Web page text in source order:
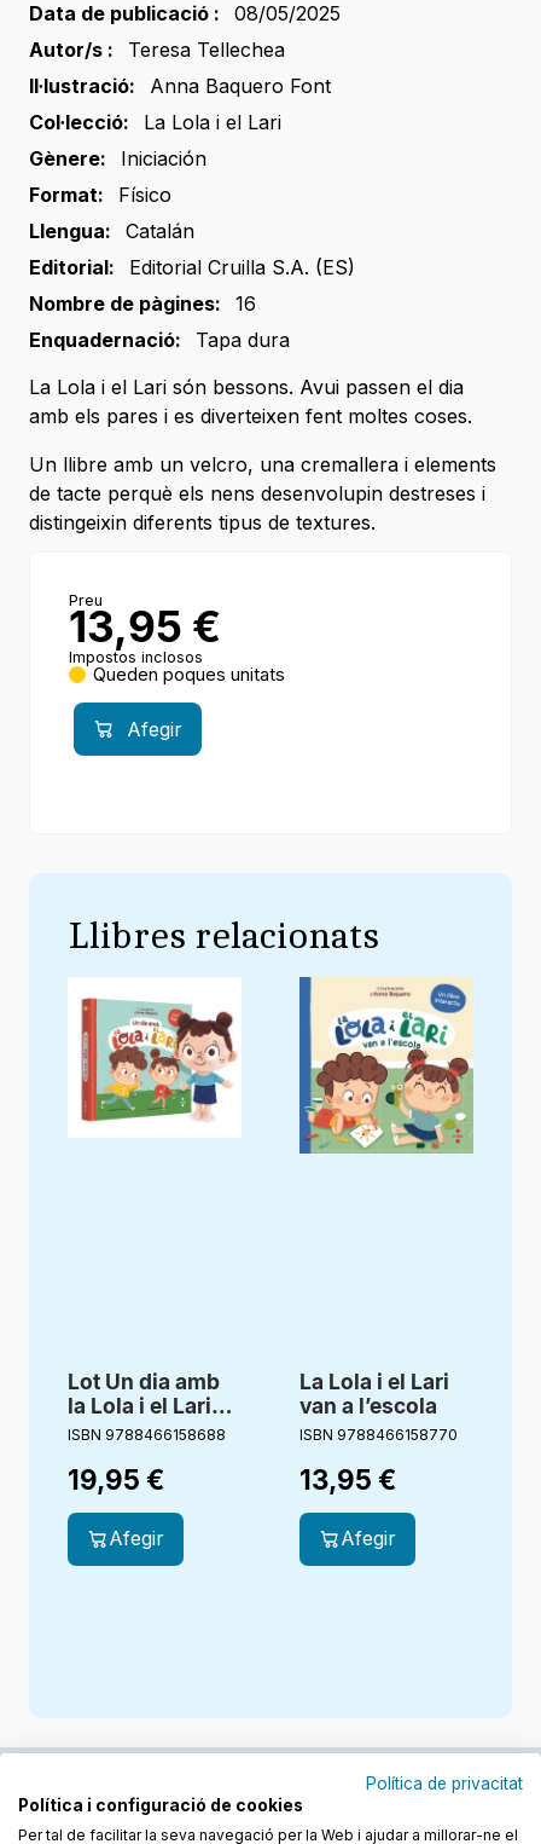
Data de publicació :
08/05/2025
Autor/s :
Teresa Tellechea
Il·lustració:
Anna Baquero Font
Col·lecció:
La Lola i el Lari
Gènere:
Iniciación
Format:
Físico
Llengua:
Catalán
Editorial:
Editorial Cruilla S.A. (ES)
Nombre de pàgines:
16
Enquadernació:
Tapa dura
La Lola i el Lari són bessons. Avui passen el dia
amb els pares i es diverteixen fent moltes coses.
Un llibre amb un velcro, una cremallera i elements
de tacte perquè els nens desenvolupin destreses i
distingeixin diferents tipus de textures.
Preu
13,95 €
Impostos inclosos
Queden poques unitats
Afegir
Llibres relacionats
Lot Un dia amb
la Lola i el Lari
amb nino
ISBN 9788466158688
19,95 €
Afegir
La Lola i el Lari
van a l’escola
ISBN 9788466158770
13,95 €
Afegir
Política de privacitat
Política i configuració de cookies
Per tal de facilitar la seva navegació per la Web i ajudar a millorar-ne el